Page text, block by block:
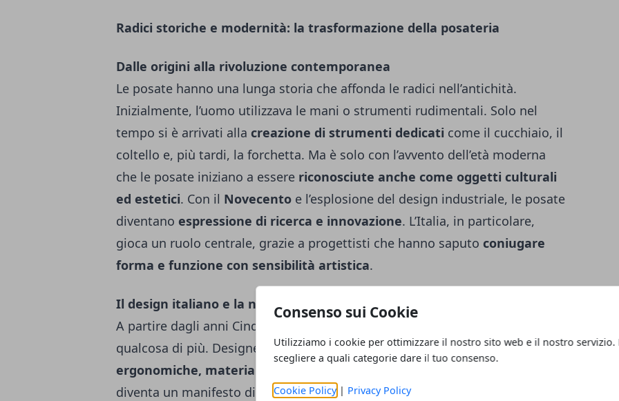
Consenso sui Cookie
Utilizziamo i cookie per ottimizzare il nostro sito web e il nostro servizio.
scegliere a quali categorie dare il tuo consenso.
Cookie Policy| Privacy Policy
Radici storiche e modernità: la trasformazione della posateria
Dalle origini alla rivoluzione contemporanea
Le posate hanno una lunga storia che affonda le radici nell’antichità.
Inizialmente, l’uomo utilizzava le mani o strumenti rudimentali. Solo nel
tempo si è arrivati alla creazione di strumenti dedicati come il cucchiaio, il
coltello e, più tardi, la forchetta. Ma è solo con l’avvento dell’età moderna
che le posate iniziano a essere riconosciute anche come oggetti culturali
ed estetici. Con il Novecento e l’esplosione del design industriale, le posate
diventano espressione di ricerca e innovazione. L’Italia, in particolare,
gioca un ruolo centrale, grazie a progettisti che hanno saputo coniugare
forma e funzione con sensibilità artistica.
Il design italiano e la nuova identità delle posate
A partire dagli anni Cinquanta, le
qualcosa di più. Designer visionari iniziano a sperimentareforme
ergonomiche, materiali alternativi, dettagli innovativi
diventa un manifesto di
cultura materiale e visione progettuale